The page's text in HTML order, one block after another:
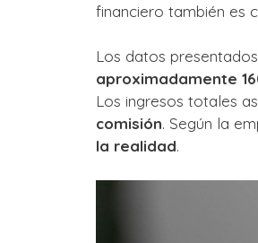
financiero también es
Los datos
aproximadamente
Los ingresos totales
comisión. Según la
la realidad.